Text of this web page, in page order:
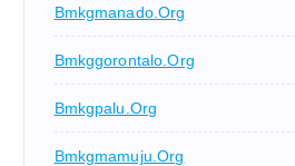
Bmkgmanado.org
Bmkggorontalo.org
Bmkgpalu.org
Bmkgmamuju.org